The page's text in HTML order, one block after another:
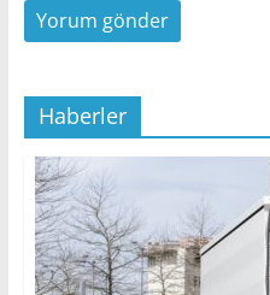
Haberler